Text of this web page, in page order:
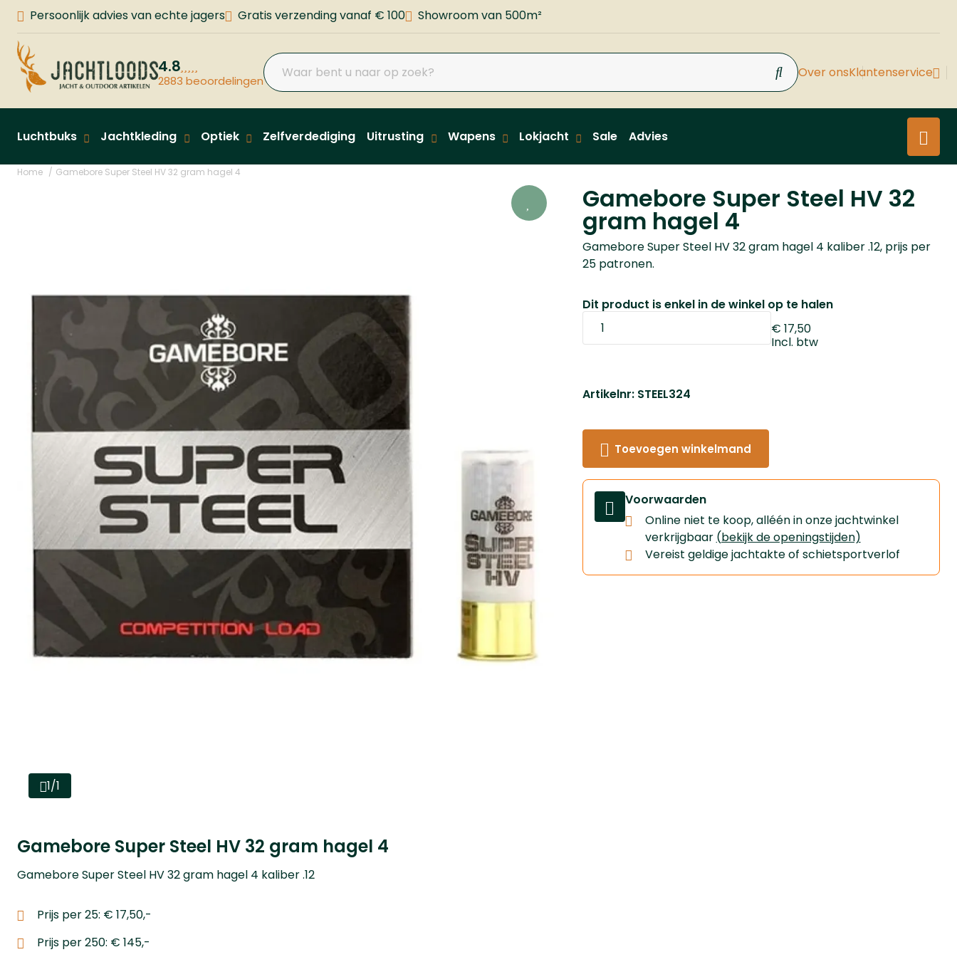
Persoonlijk advies van echte jagers Gratis verzending vanaf € 100 Showroom van 500m²
4.8
2883 beoordelingen Over onsKlantenservice
Luchtbuks Jachtkleding Optiek Zelfverdediging Uitrusting Wapens Lokjacht Sale Advies
Home Gamebore Super Steel HV 32 gram hagel 4
1/1
Gamebore Super Steel HV 32 gram hagel 4
Gamebore Super Steel HV 32 gram hagel 4 kaliber .12
Prijs per 25: € 17,50,-
Prijs per 250: € 145,-
Gamebore Super Steel HV 32
gram hagel 4
Gamebore Super Steel HV 32 gram hagel 4 kaliber .12, prijs per
25 patronen.
Dit product is enkel in de winkel op te halen
€ 17,50
Incl. btw
Artikelnr: STEEL324
Toevoegen winkelmand
Voorwaarden
Online niet te koop, alléén in onze jachtwinkel
verkrijgbaar (bekijk de openingstijden)
Vereist geldige jachtakte of schietsportverlof